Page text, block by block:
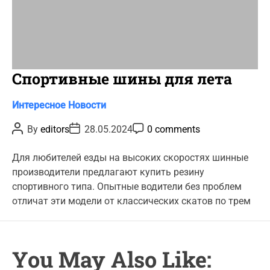
Спортивные шины для лета
C
t
g
o
r
i
e
Интересное Новости
P
o
t
A
u
t
h
o
By editorsP
o
t
D
a
t
e
28.05.2024P
o
t
o
m
e
t
0 comments
Для любителей езды на высоких скоростях шинные
производители предлагают купить резину
спортивного типа. Опытные водители без проблем
отличат эти модели от классических скатов по трем
You May Also Like: